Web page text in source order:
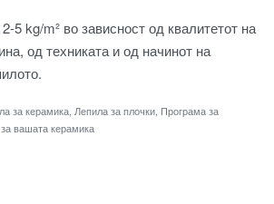
5 kg/m² во зависност од квалитетот на
од техниката и од начинот на
за керамика Лепила за плочки Програма за
вашата керамика